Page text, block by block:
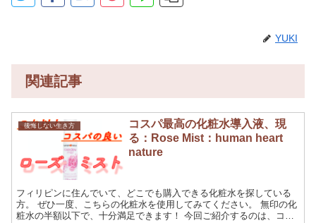
YUKI
関連記事
後悔しない生き方
コスパ最高の化粧水導入液、現
る：Rose Mist：human heart
nature
フィリピンに住んでいて、どこでも購入できる化粧水を探している
方。 ぜひ一度、こちらの化粧水を使用してみてください。 無印の化
粧水の半額以下で、十分満足できます！ 今回ご紹介するのは、コス